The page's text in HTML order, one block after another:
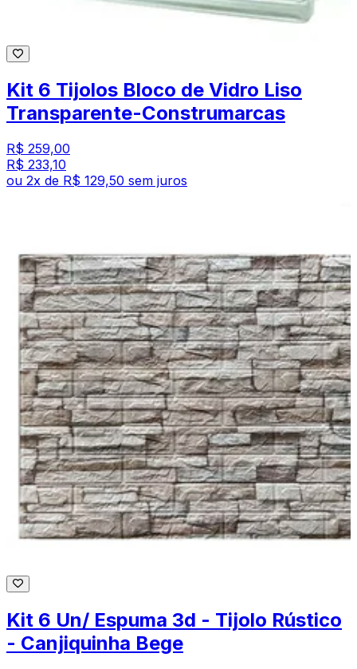
Kit 6 Tijolos Bloco de Vidro Liso
Transparente-Construmarcas
R$ 259,00
R$ 233,10
ou 2x de R$ 129,50 sem juros
Kit 6 Un/ Espuma 3d - Tijolo Rústico
- Canjiquinha Bege